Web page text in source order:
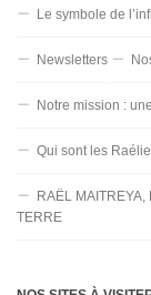
Le symbole de
Newsletters
Notre mission :
Qui sont les
RAËL
TERRE